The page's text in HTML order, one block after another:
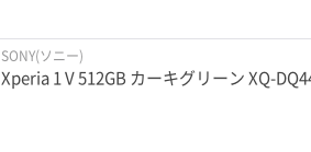
SONY(ソニー)
Xperia 1 V 512GB カーキグリーン XQ-